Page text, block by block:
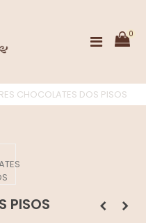
0
CHOCOLATES DOS PISOS
PISOS